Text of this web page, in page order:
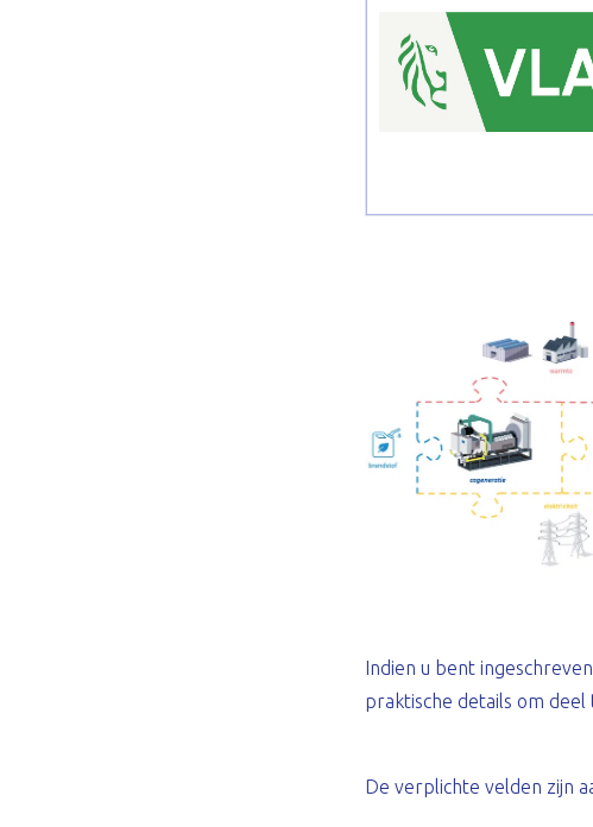
Indien u bent
praktische details om deel
De verplichte velden zijn